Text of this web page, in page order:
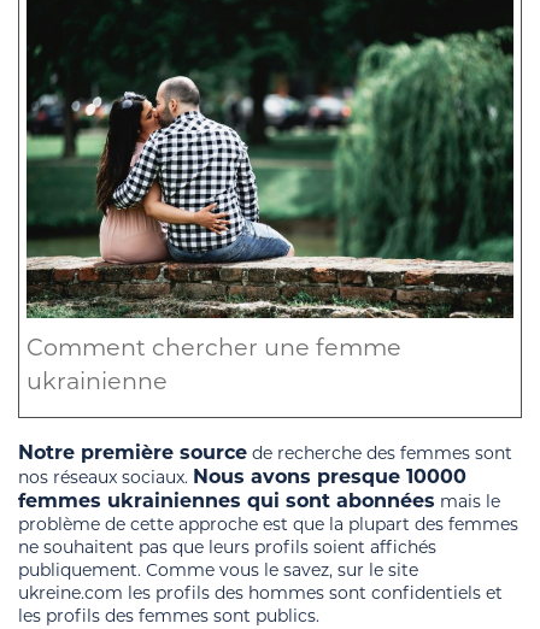
Comment chercher une femme
ukrainienne
Notre première source de recherche des femmes sont
nos réseaux sociaux. Nous avons presque 10000
femmes ukrainiennes qui sont abonnées mais le
problème de cette approche est que la plupart des femmes
ne souhaitent pas que leurs profils soient affichés
publiquement. Comme vous le savez, sur le site
ukreine.com les profils des hommes sont confidentiels et
les profils des femmes sont publics.